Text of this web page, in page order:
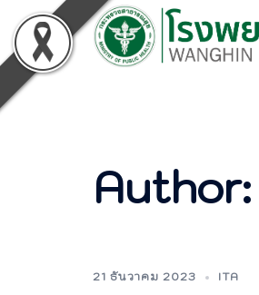
Skip
to
content
Author:
21 ธันวาคม 2023 ITA